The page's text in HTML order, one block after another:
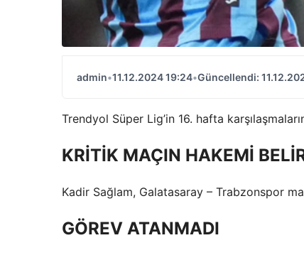
admin•11.12.2024 19:24•Güncellendi:
Trendyol Süper Lig’in 16. hafta
KRİTİK MAÇIN HAKEMİ
Kadir Sağlam, Galatasaray – Trabzonspor
GÖREV ATANMADI